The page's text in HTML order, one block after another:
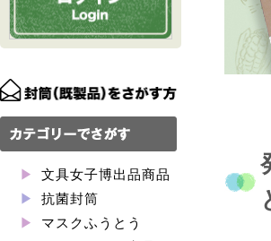
文具女子博出品商品
抗菌封筒
マスクふうとう